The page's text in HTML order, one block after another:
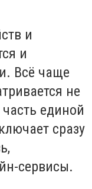
и
и
Всё чаще
не
единой
сразу
сервисы.